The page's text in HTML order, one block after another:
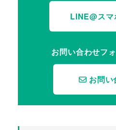
LINE@スマ
お問い合わせフ
お問い